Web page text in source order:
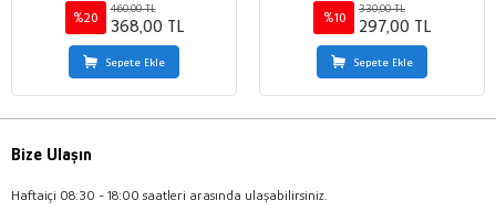
%20
460,00 TL
368,00 TL
Sepete Ekle
%10
330,00 TL
297,00 TL
Sepete Ekle
Bize Ulaşın
Haftaiçi 08:30 - 18:00 saatleri arasında ulaşabilirsiniz.